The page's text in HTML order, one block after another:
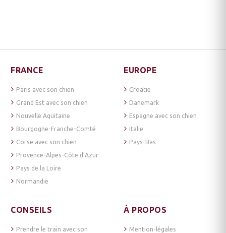
FRANCE
Paris avec son chien
Grand Est avec son chien
Nouvelle Aquitaine
Bourgogne-Franche-Comté
Corse avec son chien
Provence-Alpes-Côte d’Azur
Pays de la Loire
Normandie
EUROPE
Croatie
Danemark
Espagne avec son chien
Italie
Pays-Bas
CONSEILS
Prendre le train avec son
À PROPOS
Mention-légales